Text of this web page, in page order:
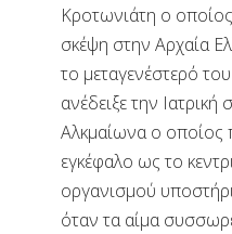
Κροτωνιάτη ο
σκέψη στην Αρχαία
το μεταγενέστερό
ανέδειξε την
Αλκμαίωνα ο οποίος
εγκέφαλο ως το
οργανισμού
όταν τα αίμα